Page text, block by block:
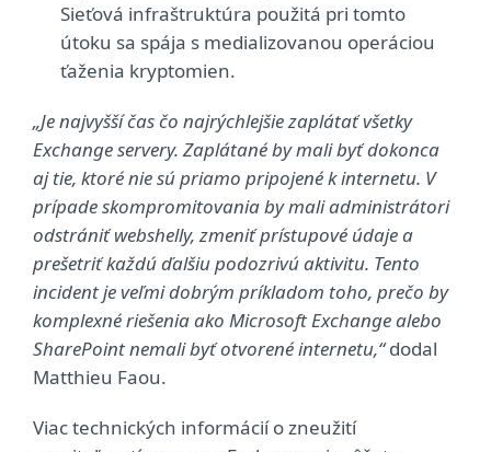
Sieťová infraštruktúra použitá pri tomto
útoku sa spája s medializovanou operáciou
ťaženia kryptomien.
„Je najvyšší čas čo najrýchlejšie zaplátať všetky
Exchange servery. Zaplátané by mali byť dokonca
aj tie, ktoré nie sú priamo pripojené k internetu. V
prípade skompromitovania by mali administrátori
odstrániť webshelly, zmeniť prístupové údaje a
prešetriť každú ďalšiu podozrivú aktivitu. Tento
incident je veľmi dobrým príkladom toho, prečo by
komplexné riešenia ako Microsoft Exchange alebo
SharePoint nemali byť otvorené internetu,“dodal
Matthieu Faou.
Viac technických informácií o zneužití